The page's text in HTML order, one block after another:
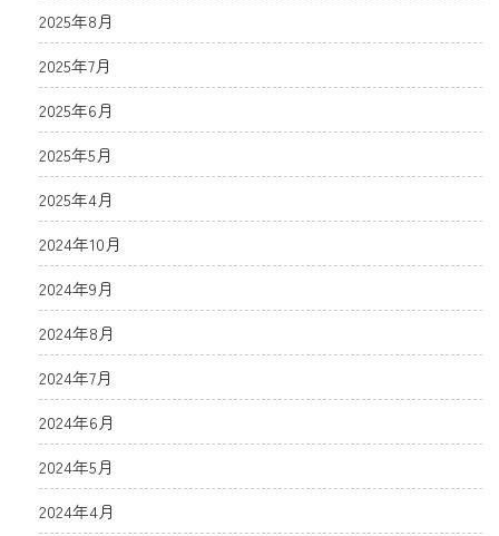
2025年8月
2025年7月
2025年6月
2025年5月
2025年4月
2024年10月
2024年9月
2024年8月
2024年7月
2024年6月
2024年5月
2024年4月